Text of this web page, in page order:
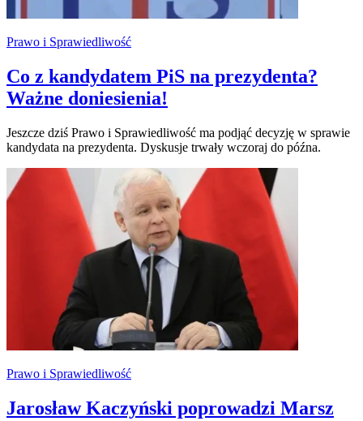
Prawo i Sprawiedliwość
Co z kandydatem PiS na prezydenta?
Ważne doniesienia!
Jeszcze dziś Prawo i Sprawiedliwość ma podjąć decyzję w sprawie
kandydata na prezydenta. Dyskusje trwały wczoraj do późna.
Prawo i Sprawiedliwość
Jarosław Kaczyński poprowadzi Marsz